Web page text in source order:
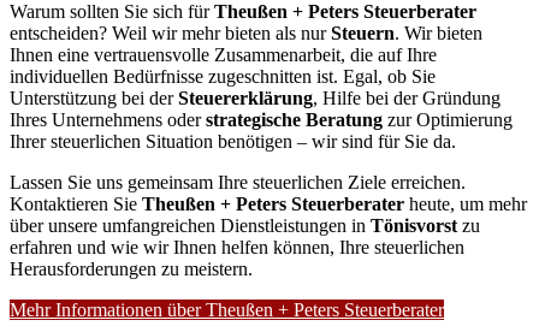
Warum sollten Sie sich fürTheußen + Peters Steuerberater
entscheiden? Weil wir mehr bieten als nurSteuern. Wir bieten
Ihnen eine vertrauensvolle Zusammenarbeit, die auf Ihre
individuellen Bedürfnisse zugeschnitten ist. Egal, ob Sie
Unterstützung bei derSteuererklärung, Hilfe bei der Gründung
Ihres Unternehmens oderstrategische Beratung zur Optimierung
Ihrer steuerlichen Situation benötigen – wir sind für Sie da.
Lassen Sie uns gemeinsam Ihre steuerlichen Ziele erreichen.
Kontaktieren Sie Theußen + Peters Steuerberater heute, um mehr
über unsere umfangreichen Dienstleistungen in Tönisvorstzu
erfahren und wie wir Ihnen helfen können, Ihre steuerlichen
Herausforderungen zu meistern.
Mehr Informationen über Theußen + Peters Steuerberater